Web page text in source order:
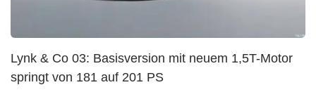
Lynk & Co 03: Basisversion mit neuem 1,5T-Motor
springt von 181 auf 201 PS